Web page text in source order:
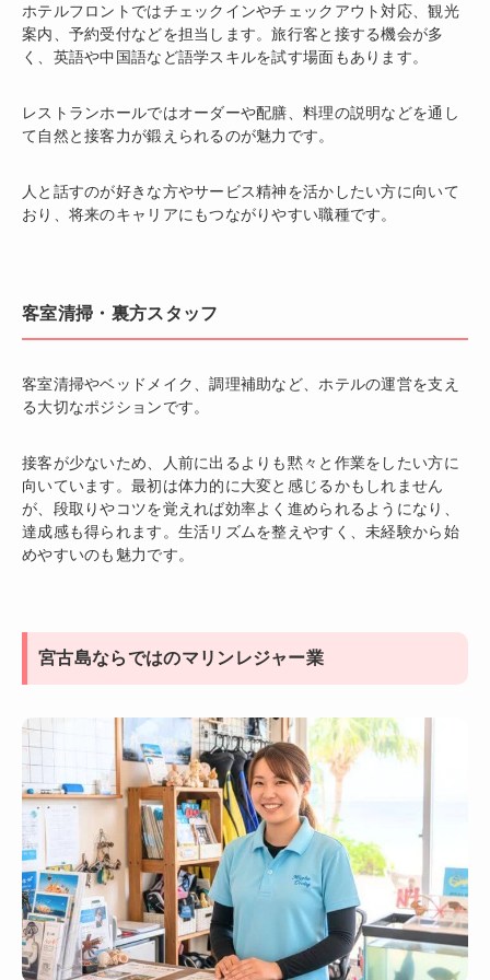
ホテルフロントではチェックインやチェックアウト対応、観光
案内、予約受付などを担当します。旅行客と接する機会が多
く、英語や中国語など語学スキルを試す場面もあります。
レストランホールではオーダーや配膳、料理の説明などを通し
て自然と接客力が鍛えられるのが魅力です。
人と話すのが好きな方やサービス精神を活かしたい方に向いて
おり、将来のキャリアにもつながりやすい職種です。
客室清掃・裏方スタッフ
客室清掃やベッドメイク、調理補助など、ホテルの運営を支え
る大切なポジションです。
接客が少ないため、人前に出るよりも黙々と作業をしたい方に
向いています。最初は体力的に大変と感じるかもしれません
が、段取りやコツを覚えれば効率よく進められるようになり、
達成感も得られます。生活リズムを整えやすく、未経験から始
めやすいのも魅力です。
宮古島ならではのマリンレジャー業